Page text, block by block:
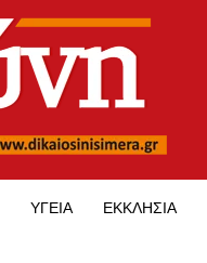
ΥΓΕΊΑ ΕΚΚΛΗΣΊΑ